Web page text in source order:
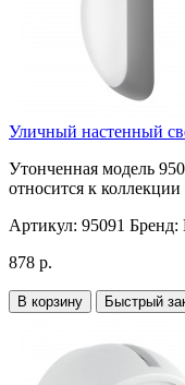
Уличный настенный
Утонченная модель
относится к
Артикул: 95091 Бренд:
878 р.
В корзину Быстрый